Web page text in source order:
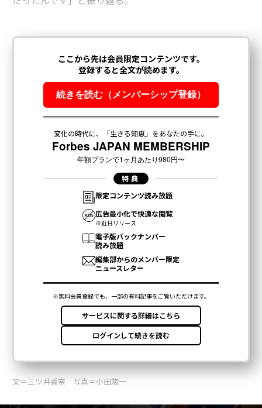
文＝三ツ井香奈 写真＝小田駿一